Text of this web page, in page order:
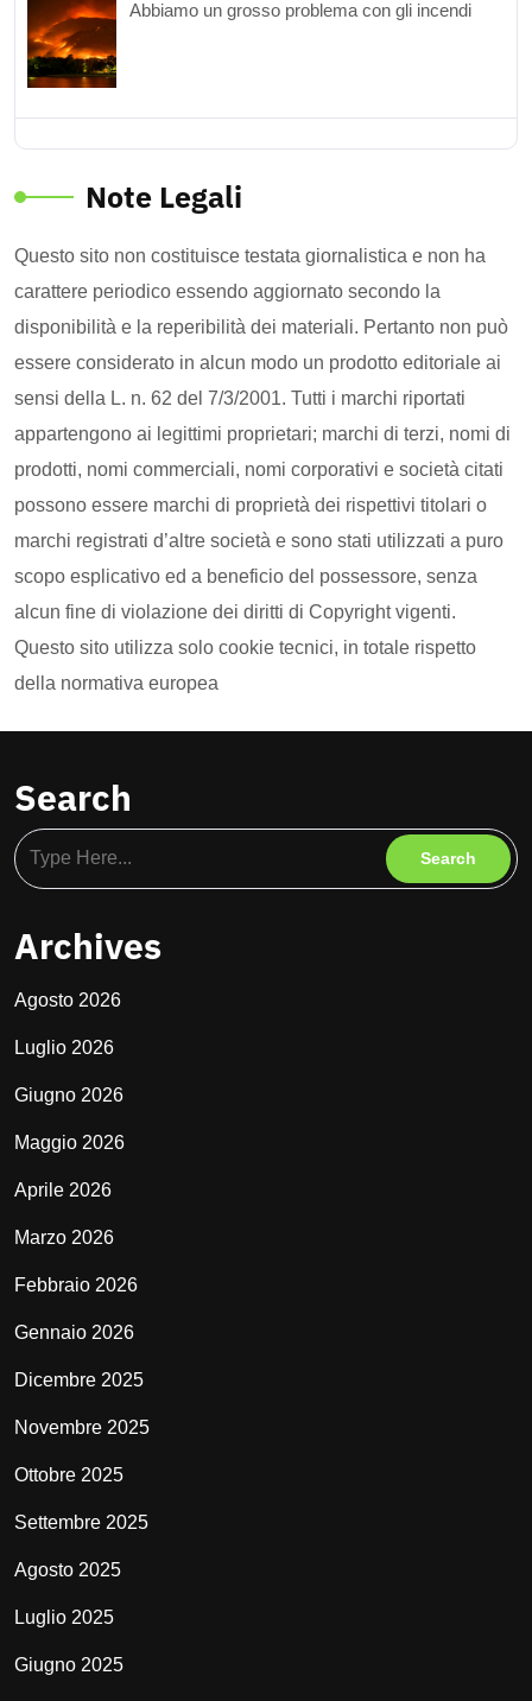
Abbiamo un grosso problema con gli incendi
Note Legali
Questo sito non costituisce testata giornalistica e non ha
carattere periodico essendo aggiornato secondo la
disponibilità e la reperibilità dei materiali. Pertanto non può
essere considerato in alcun modo un prodotto editoriale ai
sensi della L. n. 62 del 7/3/2001. Tutti i marchi riportati
appartengono ai legittimi proprietari; marchi di terzi, nomi di
prodotti, nomi commerciali, nomi corporativi e società citati
possono essere marchi di proprietà dei rispettivi titolari o
marchi registrati d’altre società e sono stati utilizzati a puro
scopo esplicativo ed a beneficio del possessore, senza
alcun fine di violazione dei diritti di Copyright vigenti.
Questo sito utilizza solo cookie tecnici, in totale rispetto
della normativa europea
Search
Archives
Agosto 2026
Luglio 2026
Giugno 2026
Maggio 2026
Aprile 2026
Marzo 2026
Febbraio 2026
Gennaio 2026
Dicembre 2025
Novembre 2025
Ottobre 2025
Settembre 2025
Agosto 2025
Luglio 2025
Giugno 2025